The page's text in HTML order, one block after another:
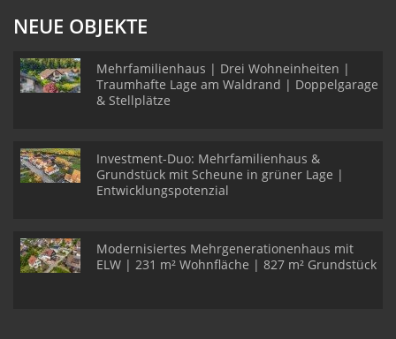
NEUE OBJEKTE
Mehrfamilienhaus | Drei Wohneinheiten |
Traumhafte Lage am Waldrand | Doppelgarage
& Stellplätze
Investment-Duo: Mehrfamilienhaus &
Grundstück mit Scheune in grüner Lage |
Entwicklungspotenzial
Modernisiertes Mehrgenerationenhaus mit
ELW | 231 m² Wohnfläche | 827 m² Grundstück